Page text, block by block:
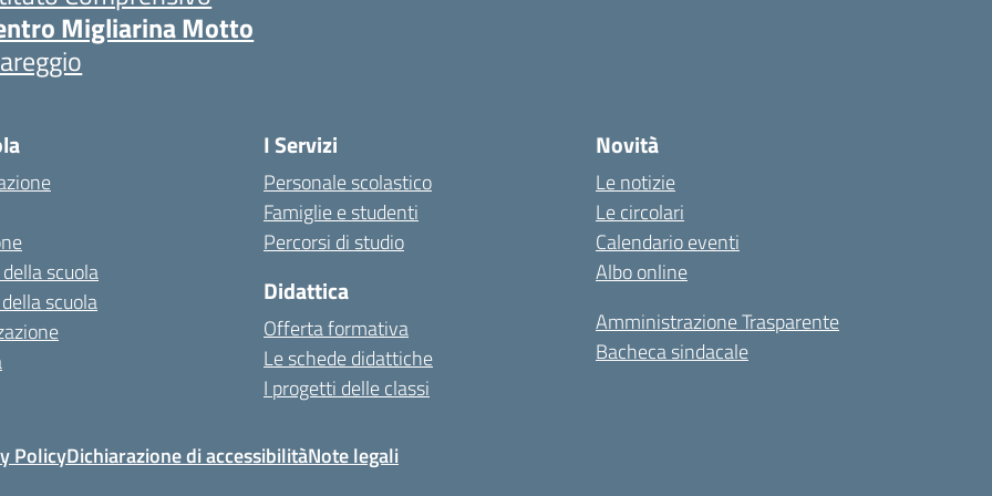
Migliarina Motto
scuola
scuola
I Servizi
Personale scolastico
Famiglie e studenti
Percorsi di studio
Didattica
Offerta formativa
Le schede didattiche
I progetti delle classi
Novità
Le notizie
Le circolari
Calendario eventi
Albo online
Amministrazione Trasparente
Bacheca sindacale
PolicyDichiarazione di accessibilitàNote legali